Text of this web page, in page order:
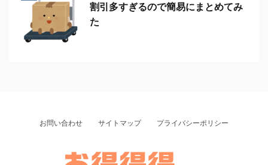
割引多すぎるので簡易にまとめてみ
た
お問い合わせ サイトマップ プライバシーポリシー